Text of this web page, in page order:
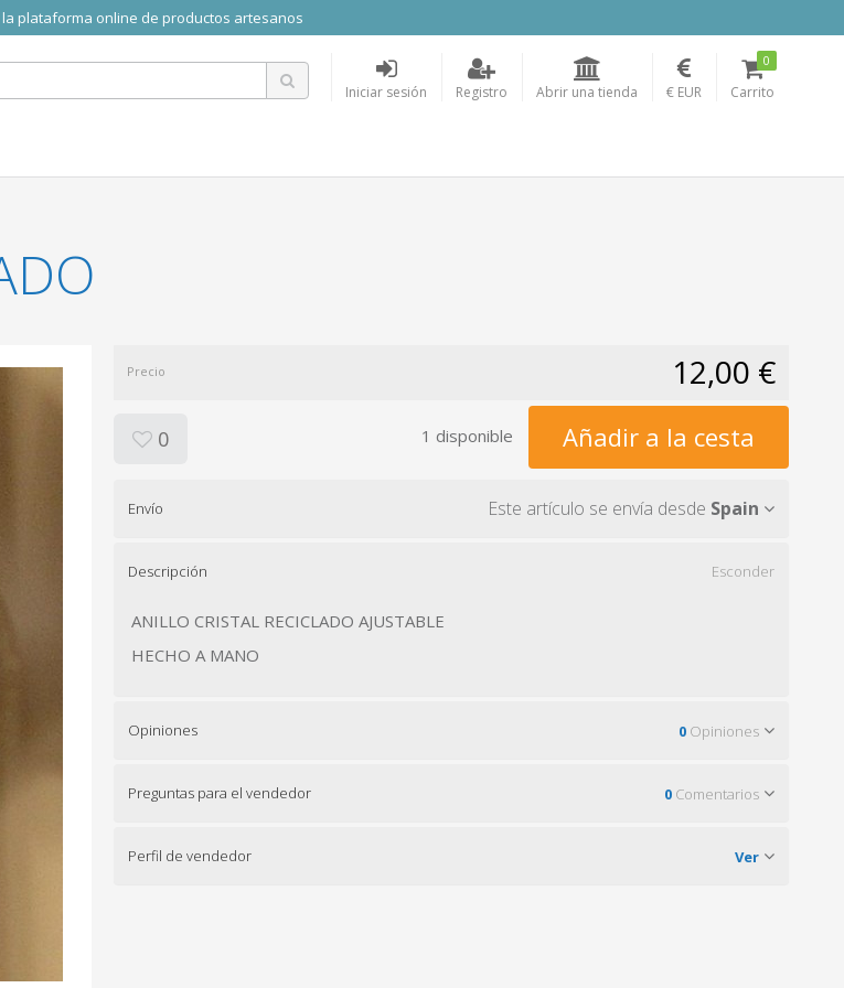
plataforma online de productos artesanos
Iniciar sesión Registro Abrir una tienda € EUR Carrito
0
Precio 12,00 €
0 1 disponible Añadir a la cesta
Envío Este artículo se envía desde Spain
Descripción Esconder
ANILLO CRISTAL RECICLADO AJUSTABLE
HECHO A MANO
Opiniones 0 Opiniones
Preguntas para el vendedor 0 Comentarios
Perfil de vendedor Ver